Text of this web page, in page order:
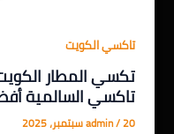
تاكسي الكويت
تاكسي السالمية
admin/20 سبتمبر، 2025